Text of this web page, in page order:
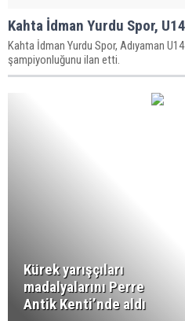
Kahta İdman Yurdu Spor,
Kahta İdman Yurdu Spor, Adıyaman
şampiyonluğunu ilan etti.
Kürek yarışçıları
madalyalarını Perre
Antik Kenti’nde aldı